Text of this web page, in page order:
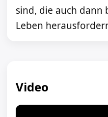
sind, die auch dann
Leben
Video